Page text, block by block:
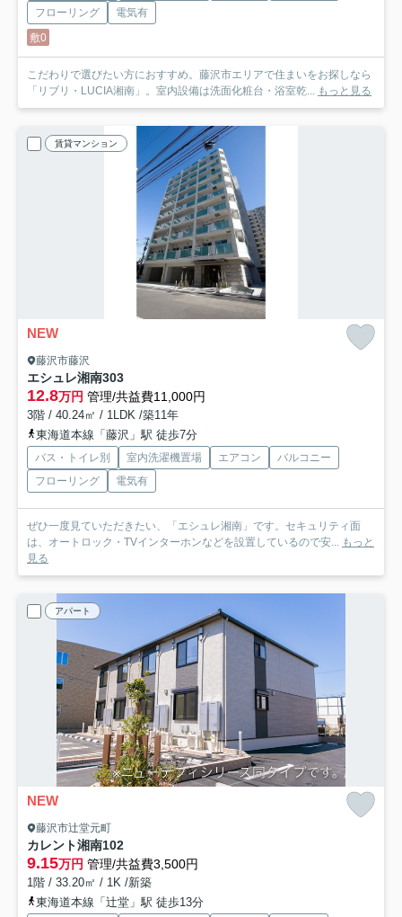
フローリング
電気有
敷0
こだわりで選びたい方におすすめ。藤沢市エリアで住まいをお探しなら
「リブリ・LUCIA湘南」。室内設備は洗面化粧台・浴室乾...
もっと見る
賃貸マンション
NEW
藤沢市藤沢
エシュレ湘南303
12.8万円 管理/共益費11,000円
3階 / 40.24㎡ / 1LDK /築11年
東海道本線「藤沢」駅 徒歩7分
バス・トイレ別 室内洗濯機置場 エアコン
バルコニー
フローリング
電気有
ぜひ一度見ていただきたい、「エシュレ湘南」です。セキュリティ面
は、オートロック・TVインターホンなどを設置しているので安...
もっと
見る
アパート
NEW
藤沢市辻堂元町
カレント湘南102
9.15万円 管理/共益費3,500円
1階 / 33.20㎡ / 1K /新築
東海道本線「辻堂」駅 徒歩13分